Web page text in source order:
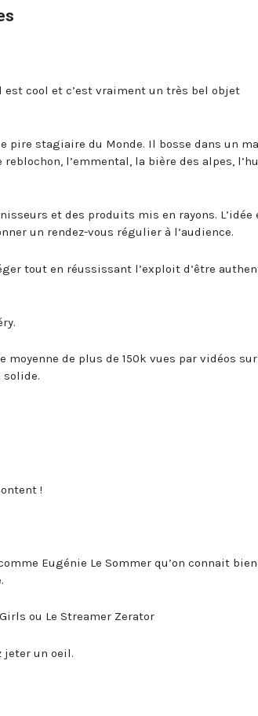
est cool et c’est vraiment un très bel objet
pire stagiaire du Monde. Il bosse dans un
l’emmental, la bière des alpes,
et des produits mis en rayons. L’idée
un rendez-vous régulier à l’audience.
tout en réussissant l’exploit d’être
de plus de 150k vues par vidéos sur
solide.
!
Eugénie Le Sommer qu’on connait
ou Le Streamer Zerator
jeter un oeil.